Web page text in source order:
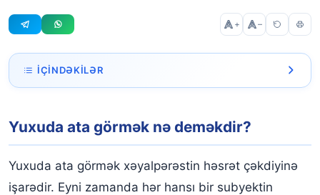
+ –
İÇINDƏKILƏR
Yuxuda ata olduğunu görmək
Yuxuda ölən ata ilə danışmaq
Yuxuda ata görmək nə deməkdir?
Yuxuda ata görmək xəyalpərəstin həsrət çəkdiyinə
işarədir. Eyni zamanda hər hansı bir subyektin